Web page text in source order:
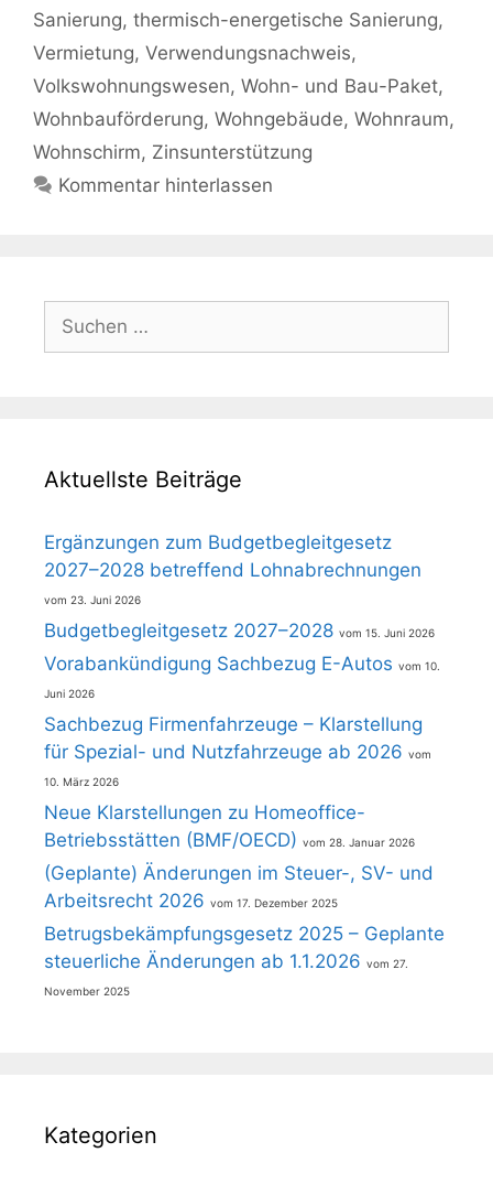
Sanierung, thermisch-energetische Sanierung,
Vermietung, Verwendungsnachweis,
Volkswohnungswesen, Wohn- und Bau-Paket,
Wohnbauförderung, Wohngebäude, Wohnraum,
Wohnschirm, Zinsunterstützung
Kommentar hinterlassen
Suchen
nach:
Aktuellste Beiträge
Ergänzungen zum Budgetbegleitgesetz
2027–2028 betreffend Lohnabrechnungen
23. Juni 2026
Budgetbegleitgesetz 2027–2028 15. Juni 2026
Vorabankündigung Sachbezug E-Autos 10.
Juni 2026
Sachbezug Firmenfahrzeuge – Klarstellung
für Spezial- und Nutzfahrzeuge ab 2026
10. März 2026
Neue Klarstellungen zu Homeoffice-
Betriebsstätten (BMF/OECD)
28. Januar 2026
(Geplante) Änderungen im Steuer-, SV- und
Arbeitsrecht 2026
17. Dezember 2025
Betrugsbekämpfungsgesetz 2025 – Geplante
steuerliche Änderungen ab 1.1.2026
27.
November 2025
Kategorien